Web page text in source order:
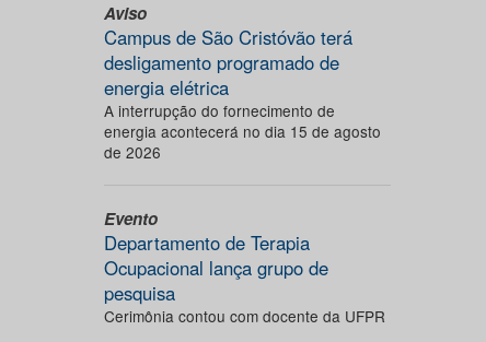
Aviso
Campus de São Cristóvão terá
desligamento programado de
energia elétrica
A interrupção do fornecimento de
energia acontecerá no dia 15 de agosto
de 2026
Evento
Departamento de Terapia
Ocupacional lança grupo de
pesquisa
Cerimônia contou com docente da UFPR